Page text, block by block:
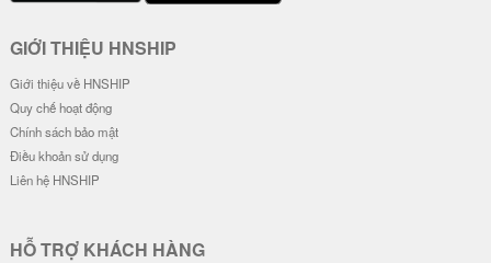
GIỚI THIỆU HNSHIP
Giới thiệu về HNSHIP
Quy chế hoạt động
Chính sách bảo mật
Điều khoản sử dụng
Liên hệ HNSHIP
HỖ TRỢ KHÁCH HÀNG